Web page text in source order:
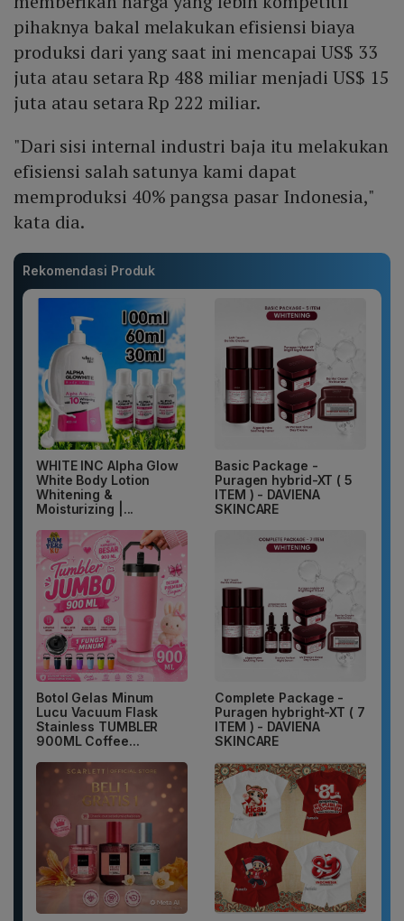
pihaknya bakal melakukan efisiensi biaya
produksi dari yang saat ini mencapai US$ 33
juta atau setara Rp 488 miliar menjadi US$ 15
juta atau setara Rp 222 miliar.
"Dari sisi internal industri baja itu melakukan
efisiensi salah satunya kami dapat
memproduksi 40% pangsa pasar Indonesia,"
kata dia.
Rekomendasi Produk
WHITE INC Alpha Glow
White Body Lotion
Whitening &
Moisturizing |...
Basic Package -
Puragen hybrid-XT ( 5
ITEM ) - DAVIENA
SKINCARE
Botol Gelas Minum
Lucu Vacuum Flask
Stainless TUMBLER
900ML Coffee...
Complete Package -
Puragen hybright-XT ( 7
ITEM ) - DAVIENA
SKINCARE